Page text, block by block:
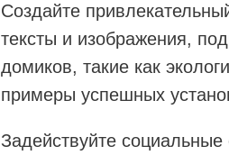
Создайте
тексты и изображения,
домиков, такие как
примеры успешных
Задействуйте социальные